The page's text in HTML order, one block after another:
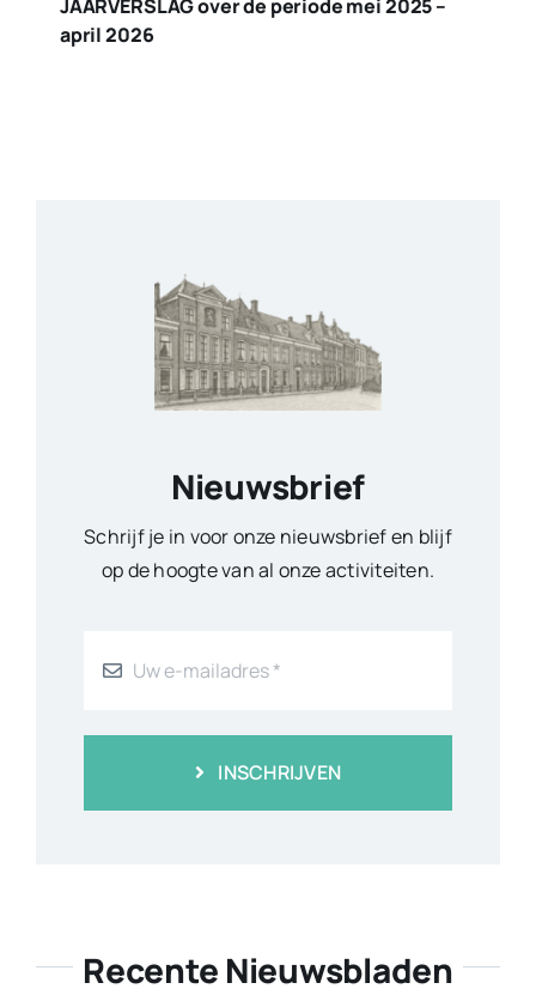
JAARVERSLAG over de periode mei 2025 –
april 2026
Nieuwsbrief
Schrijf je in voor onze nieuwsbrief en blijf
op de hoogte van al onze activiteiten.
INSCHRIJVEN
Recente Nieuwsbladen